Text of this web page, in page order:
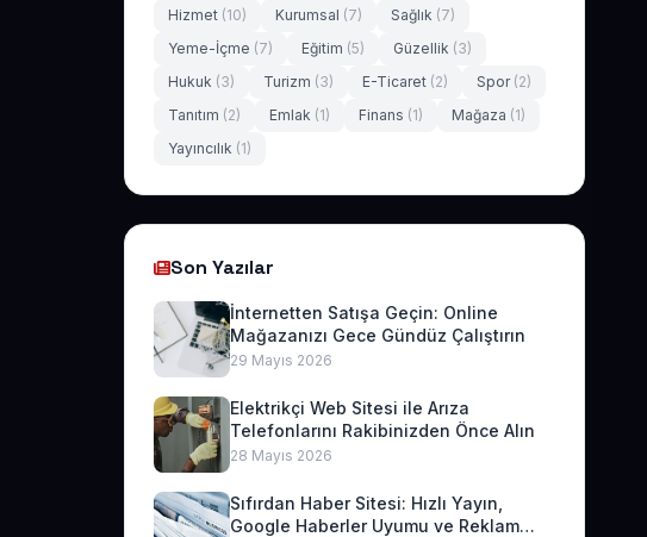
Hizmet (10) Kurumsal (7) Sağlık (7)
Yeme-İçme (7) Eğitim (5) Güzellik (3)
Hukuk (3) Turizm (3) E-Ticaret (2) Spor (2)
Tanıtım (2) Emlak (1) Finans (1) Mağaza (1)
Yayıncılık (1)
Son Yazılar
İnternetten Satışa Geçin: Online
Mağazanızı Gece Gündüz Çalıştırın
29 Mayıs 2026
Elektrikçi Web Sitesi ile Arıza
Telefonlarını Rakibinizden Önce Alın
28 Mayıs 2026
Sıfırdan Haber Sitesi: Hızlı Yayın,
Google Haberler Uyumu ve Reklam